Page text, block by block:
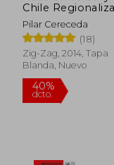
50%
dcto.
Chile
Pilar Cereceda
(18)
Zig-Zag, 2014, Tapa
Blanda, Nuevo